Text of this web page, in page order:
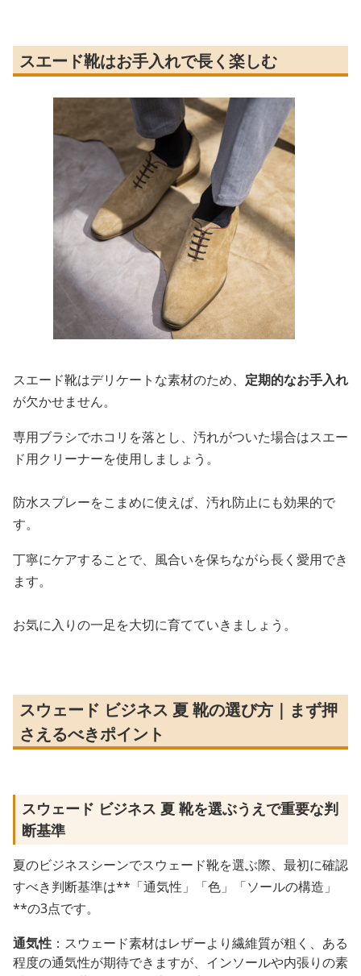
スエード靴はお手入れで長く楽しむ
スエード靴はデリケートな素材のため、 定期的なお手入れ
が欠かせません。
専用ブラシでホコリを落とし、汚れがついた場合はスエー
ド用クリーナーを使用しましょう。
防水スプレーをこまめに使えば、汚れ防止にも効果的で
す。
丁寧にケアすることで、風合いを保ちながら長く愛用でき
ます。
お気に入りの一足を大切に育てていきましょう。
スウェード ビジネス 夏 靴の選び方｜まず押
さえるべきポイント
スウェード ビジネス 夏 靴を選ぶうえで重要な判
断基準
夏のビジネスシーンでスウェード靴を選ぶ際、最初に確認
すべき判断基準は**「通気性」「色」「ソールの構造」
**の3点です。
通気性 ：スウェード素材はレザーより繊維質が粗く、ある
程度の通気性が期待できますが、インソールや内張りの素